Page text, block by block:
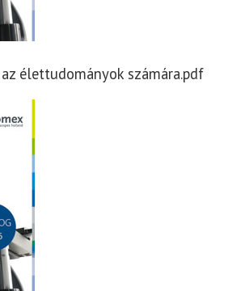
élettudományok számára.pdf